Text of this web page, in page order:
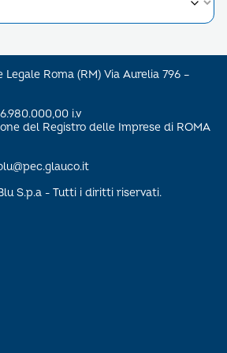
Legale Roma (RM) Via Aurelia 796 –
i.v
del Registro delle Imprese di ROMA
S.p.a - Tutti i diritti riservati.